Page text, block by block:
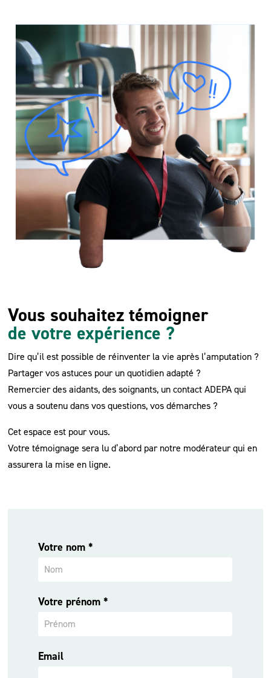
Vous souhaitez témoigner
de votre expérience ?
Dire qu’il est possible de réinventer la vie après l’amputation ?
Partager vos astuces pour un quotidien adapté ?
Remercier des aidants, des soignants, un contact ADEPA qui
vous a soutenu dans vos questions, vos démarches ?
Cet espace est pour vous.
Votre témoignage sera lu d’abord par notre modérateur qui en
assurera la mise en ligne.
Livre
d'or
Votre nom*
Votre prénom*
Email